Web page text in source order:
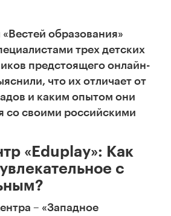
образования»
трех детских
предстоящего онлайн-
что их отличает от
и каким опытом они
со своими российскими
«Eduplay»: Как
с
– «Западное